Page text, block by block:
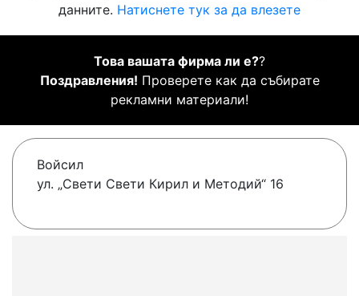
данните. Натиснете тук за да влезете
Това вашата фирма ли е??
Поздравления! Проверете как да събирате
рекламни материали!
Войсил
ул. „Свети Свети Кирил и Методий“ 16